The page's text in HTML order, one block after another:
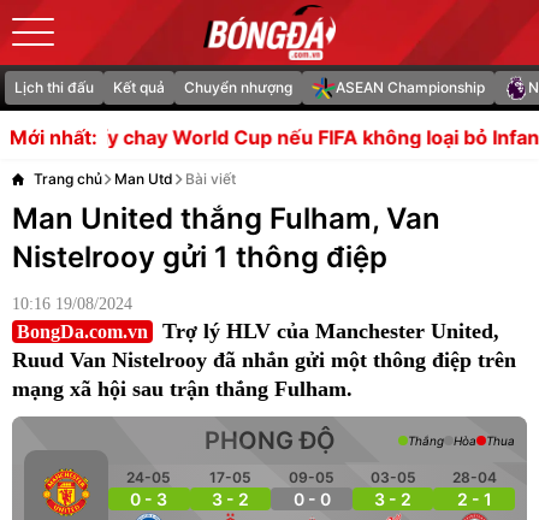
Lịch thi đấu Kết quả Chuyển nhượng ASEAN Championship
Mới nhất:
Cup nếu FIFA không loại bỏ Infantino Bóc tách
Trang chủ Man Utd Bài viết
Man United thắng Fulham, Van
Nistelrooy gửi 1 thông điệp
10:16 19/08/2024
BongDa.com.vn
Trợ lý HLV của Manchester United,
Ruud Van Nistelrooy đã nhắn gửi một thông điệp trên
mạng xã hội sau trận thắng Fulham.
PHONG ĐỘ
24-05
0 - 3
17-05
3 - 2
09-05
0 - 0
03-05
3 - 2
28-04
2 - 1
Thắng Hòa Thua